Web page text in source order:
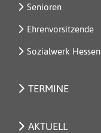
Senioren
Ehrenvorsitzende
Sozialwerk Hessen
TERMINE
AKTUELL